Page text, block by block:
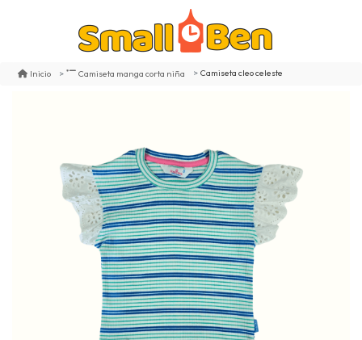
Inicio Camiseta manga corta niña Camiseta cleo celeste